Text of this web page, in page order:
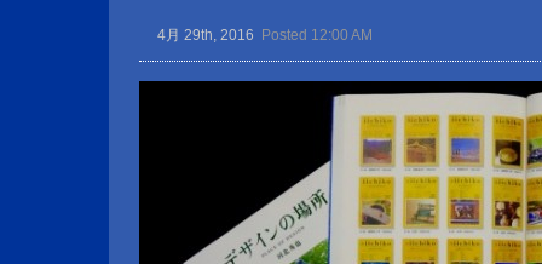
4月 29th, 2016 Posted 12:00 AM